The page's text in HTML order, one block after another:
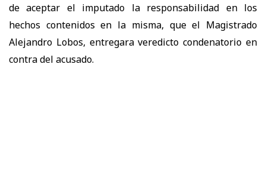
de aceptar el imputado la responsabilidad en los
hechos contenidos en la misma, que el Magistrado
Alejandro Lobos, entregara veredicto condenatorio en
contra del acusado.